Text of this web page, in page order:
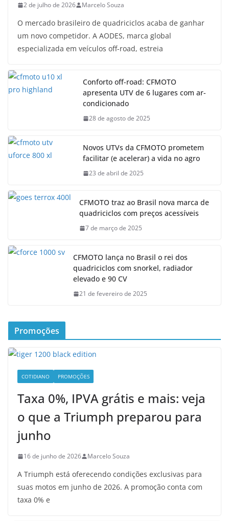
2 de julho de 2026 Marcelo Souza
O mercado brasileiro de quadriciclos acaba de ganhar
um novo competidor. A AODES, marca global
especializada em veículos off-road, estreia
Conforto off-road: CFMOTO
apresenta UTV de 6 lugares com ar-
condicionado
28 de agosto de 2025
Novos UTVs da CFMOTO prometem
facilitar (e acelerar) a vida no agro
23 de abril de 2025
CFMOTO traz ao Brasil nova marca de
quadriciclos com preços acessíveis
7 de março de 2025
CFMOTO lança no Brasil o rei dos
quadriciclos com snorkel, radiador
elevado e 90 CV
21 de fevereiro de 2025
Promoções
COTIDIANO PROMOÇÕES
Taxa 0%, IPVA grátis e mais: veja
o que a Triumph preparou para
junho
16 de junho de 2026 Marcelo Souza
A Triumph está oferecendo condições exclusivas para
suas motos em junho de 2026. A promoção conta com
taxa 0% e